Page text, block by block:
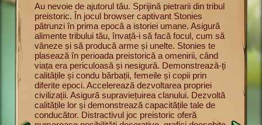
dintre
Au nevoie de ajutorul tău. Sprijină pietrarii din tribul
preistoric. În jocul browser captivant Stonies
pătrunzi în prima epocă a istoriei umane. Asigură
alimente tribului tău, învață-i să facă focul, cum să
vâneze și să producă arme și unelte. Stonies te
plasează în perioada preistorică a omenirii, când
viața era periculoasă și nesigură. Demonstrează-ți
calitățile și condu bărbații, femeile și copii prin
diferite epoci. Accelerează dezvoltarea propriei
civilizații. Asigură supraviețuirea clanului. Dezvoltă
calitățile lor și demonstrează capacitățile tale de
conducător. Distractivul joc preistoric oferă
Acum
jocul
Înveți
și să
oferă
și